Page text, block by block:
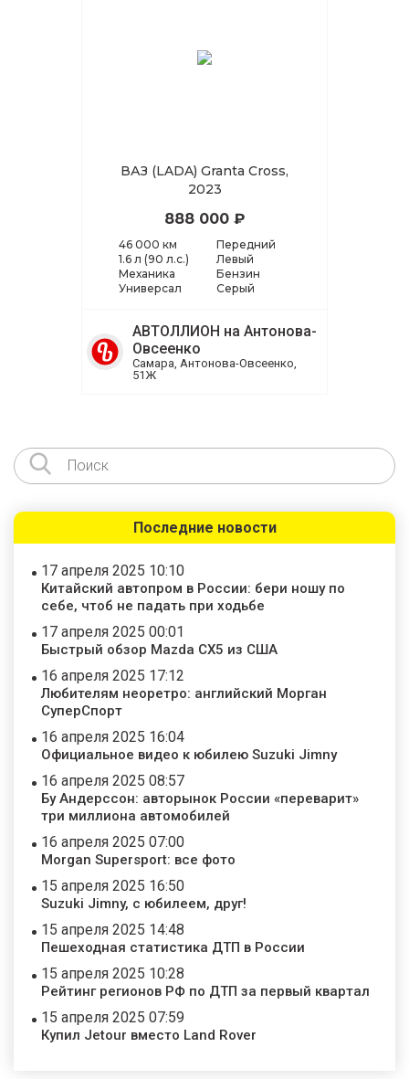
ВАЗ (LADA) Granta Cross,
2023
888 000 ₽
46 000 км
1.6 л (90 л.с.)
Механика
Универсал
Передний
Левый
Бензин
Серый
АВТОЛЛИОН на Антонова-
Овсеенко
Самара, Антонова-Овсеенко,
51Ж
Последние новости
17 апреля 2025 10:10
Китайский автопром в России: бери ношу по
себе, чтоб не падать при ходьбе
17 апреля 2025 00:01
Быстрый обзор Mazda CX5 из США
16 апреля 2025 17:12
Любителям неоретро: английский Морган
СуперСпорт
16 апреля 2025 16:04
Официальное видео к юбилею Suzuki Jimny
16 апреля 2025 08:57
Бу Андерссон: авторынок России «переварит»
три миллиона автомобилей
16 апреля 2025 07:00
Morgan Supersport: все фото
15 апреля 2025 16:50
Suzuki Jimny, с юбилеем, друг!
15 апреля 2025 14:48
Пешеходная статистика ДТП в России
15 апреля 2025 10:28
Рейтинг регионов РФ по ДТП за первый квартал
15 апреля 2025 07:59
Купил Jetour вместо Land Rover